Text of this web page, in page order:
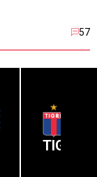
57
TIG